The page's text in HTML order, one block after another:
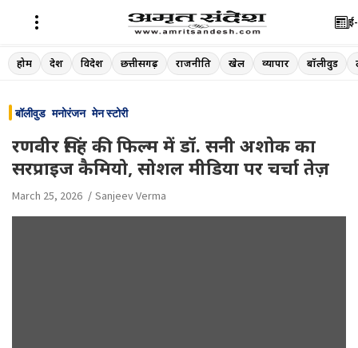
Skip
to
होम देश विदेश छत्तीसगढ़ राजनीति खेल व्यापार बॉलीवुड
बॉलीवुड मनोरंजन मेन स्टोरी
रणवीर सिंह की फिल्म में डॉ. सनी अशोक का
सरप्राइज कैमियो, सोशल मीडिया पर चर्चा तेज़
March 25, 2026 Sanjeev Verma